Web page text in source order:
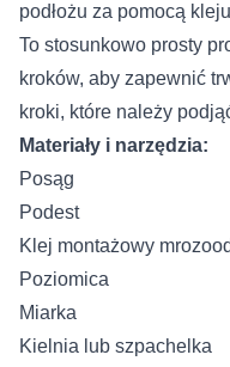
podłożu za pomocą
To stosunkowo prosty
kroków, aby zapewnić
kroki, które należy
Materiały i narzędzia:
Posąg
Podest
Klej montażowy
Poziomica
Miarka
Kielnia lub szpachelka